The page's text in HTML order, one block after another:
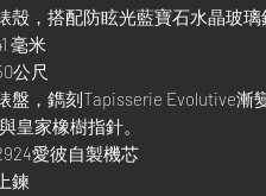
殼，搭配防眩光藍寶石水晶玻
毫米
公尺
盤，鐫刻Tapisserie Evolutive漸
皇家橡樹指針。
愛彼自製機芯
鍊